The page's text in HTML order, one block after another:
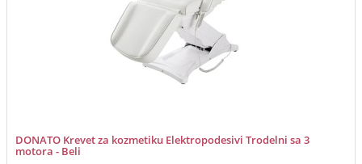
DONATO Krevet za kozmetiku Elektropodesivi Trodelni sa 3
motora - Beli